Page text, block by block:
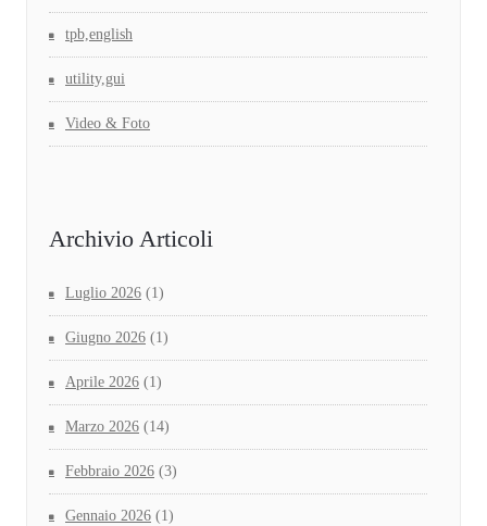
tpb,english
utility,gui
Video & Foto
Archivio Articoli
Luglio 2026 (1)
Giugno 2026 (1)
Aprile 2026 (1)
Marzo 2026 (14)
Febbraio 2026 (3)
Gennaio 2026 (1)